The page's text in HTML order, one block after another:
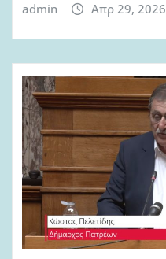
admin Απρ 29, 2026